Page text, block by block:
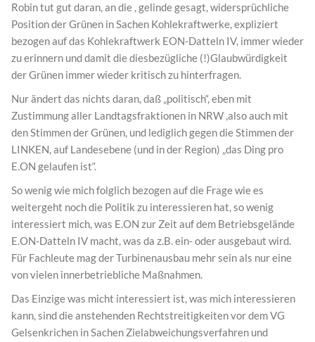
Robin tut gut daran, an die , gelinde gesagt, widersprüchliche
Position der Grünen in Sachen Kohlekraftwerke, expliziert
bezogen auf das Kohlekraftwerk EON-Datteln IV, immer wieder
zu erinnern und damit die diesbezügliche (!)Glaubwürdigkeit
der Grünen immer wieder kritisch zu hinterfragen.
Nur ändert das nichts daran, daß „politisch“, eben mit
Zustimmung aller Landtagsfraktionen in NRW ,also auch mit
den Stimmen der Grünen, und lediglich gegen die Stimmen der
LINKEN, auf Landesebene (und in der Region) „das Ding pro
E.ON gelaufen ist“.
So wenig wie mich folglich bezogen auf die Frage wie es
weitergeht noch die Politik zu interessieren hat, so wenig
interessiert mich, was E.ON zur Zeit auf dem Betriebsgelände
E.ON-Datteln IV macht, was da z.B. ein- oder ausgebaut wird.
Für Fachleute mag der Turbinenausbau mehr sein als nur eine
von vielen innerbetriebliche Maßnahmen.
Das Einzige was micht interessiert ist, was mich interessieren
kann, sind die anstehenden Rechtstreitigkeiten vor dem VG
Gelsenkrichen in Sachen Zielabweichungsverfahren und